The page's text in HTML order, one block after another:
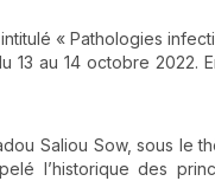
« Pathologies
13 au 14 octobre 2022.
Saliou Sow, sous le
l’historique des